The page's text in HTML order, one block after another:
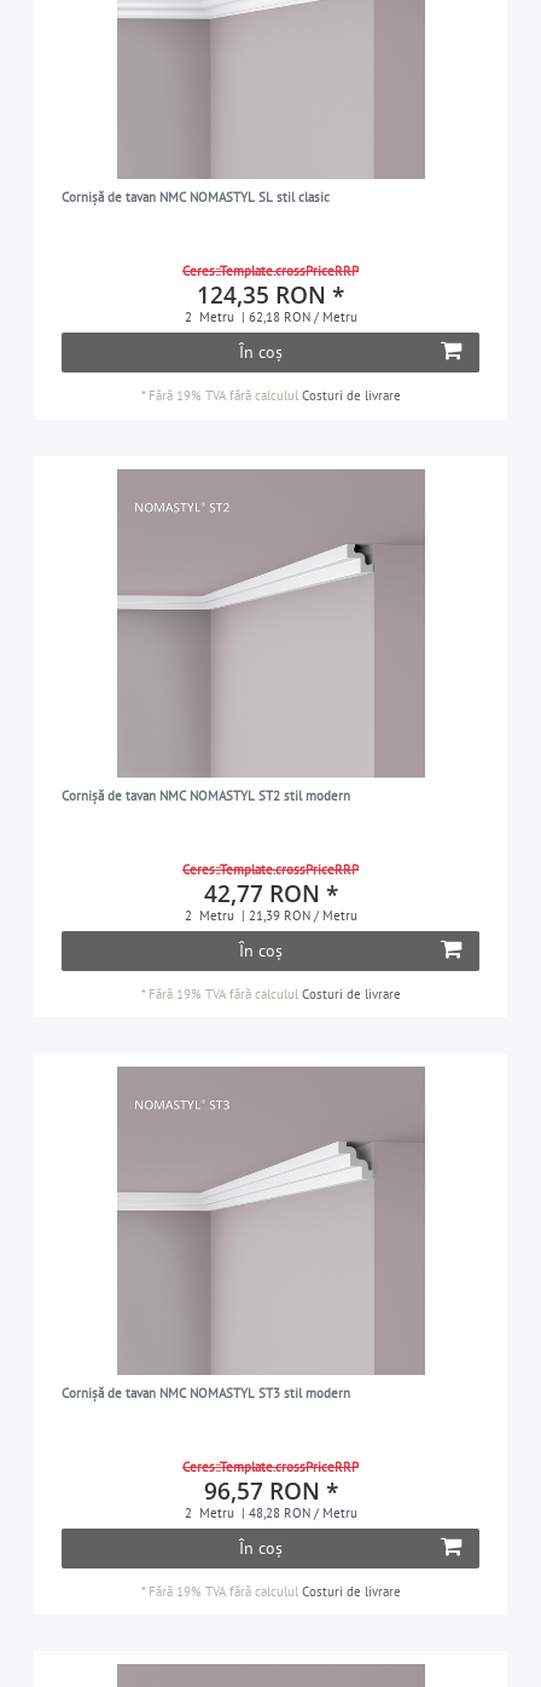
Cornișă de tavan NMC NOMASTYL SL stil clasic
Ceres::Template.crossPriceRRP
124,35 RON *
2 Metru | 62,18 RON / Metru
În coș
* Fără 19% TVAfără calculul Costuri de livrare
Cornișă de tavan NMC NOMASTYL ST2 stil modern
Ceres::Template.crossPriceRRP
42,77 RON *
2 Metru | 21,39 RON / Metru
În coș
* Fără 19% TVAfără calculul Costuri de livrare
Cornișă de tavan NMC NOMASTYL ST3 stil modern
Ceres::Template.crossPriceRRP
96,57 RON *
2 Metru | 48,28 RON / Metru
În coș
* Fără 19% TVAfără calculul Costuri de livrare